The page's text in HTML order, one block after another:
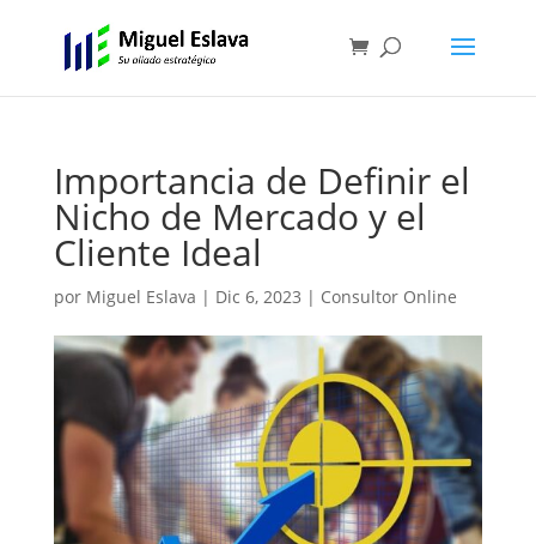
Importancia de Definir el
Nicho de Mercado y el
Cliente Ideal
por Miguel Eslava | Dic 6, 2023 | Consultor Online